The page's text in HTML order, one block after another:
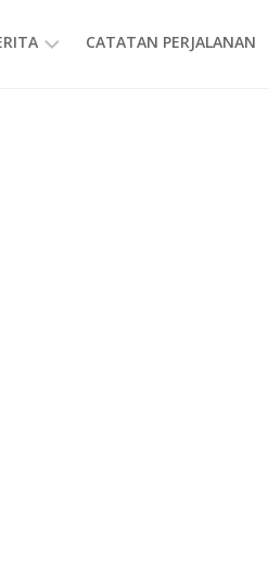
CATATAN PERJALANAN